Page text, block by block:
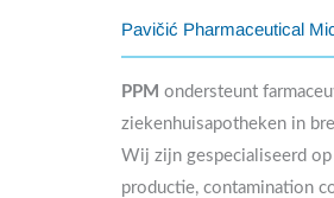
Pavičić Pharmaceutical
PPM ondersteunt
ziekenhuisapotheken in
Wij zijn gespecialiseerd
productie, contamination